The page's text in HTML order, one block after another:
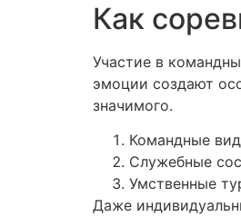
Как
Участие в
эмоции создают
значимого.
Командные
Служебные
Умственные
Даже